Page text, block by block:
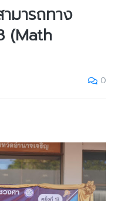
มารถทาง
(Math
0